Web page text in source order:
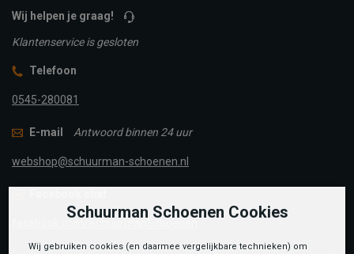
Wij helpen je graag!
Klantenservice is gesloten
Telefoon
0545-280081
E-mail Antwoord binnen 24 uur
webshop@schuurman-schoenen.nl
Schuurman Schoenen Cookies
Wij gebruiken cookies (en daarmee vergelijkbare technieken) om